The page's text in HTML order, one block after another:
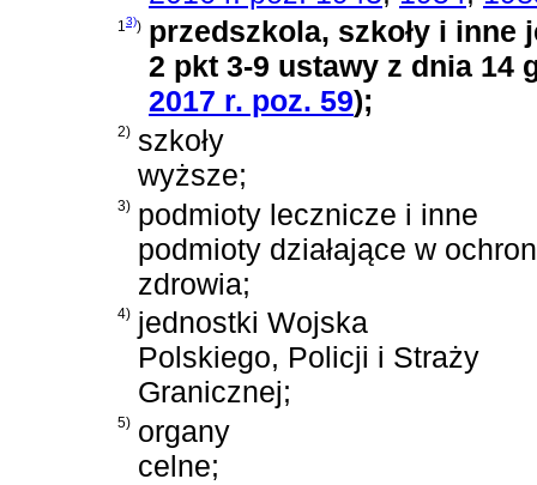
13)) przedszkola, szkoły i
2 pkt 3-9 ustawy z dnia 14
2017 r. poz. 59);
2) szkoły
wyższe;
3) podmioty lecznicze i inne
podmioty działające w
zdrowia;
4) jednostki Wojska
Polskiego, Policji i Straży
Granicznej;
5) organy
celne;